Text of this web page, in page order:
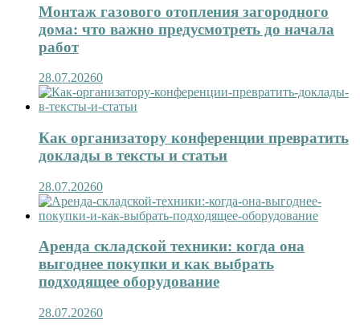
Монтаж газового отопления загородного
дома: что важно предусмотреть до начала
работ
28.07.20260
Как организатору конференции превратить
доклады в тексты и статьи
28.07.20260
Аренда складской техники: когда она
выгоднее покупки и как выбрать
подходящее оборудование
28.07.20260